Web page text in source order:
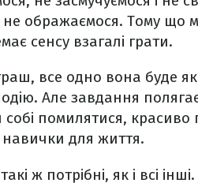
ображаємося. Тому що
сенсу взагалі грати.
все одно вона буде
Але завдання
помилятися, красиво
навички для життя.
ж потрібні, як і всі